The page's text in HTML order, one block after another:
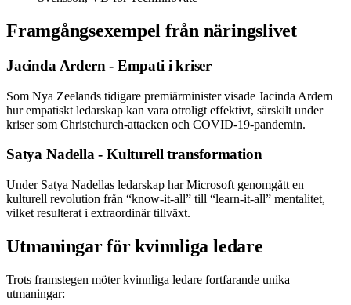
Framgångsexempel från näringslivet
Jacinda Ardern - Empati i kriser
Som Nya Zeelands tidigare premiärminister visade Jacinda Ardern
hur empatiskt ledarskap kan vara otroligt effektivt, särskilt under
kriser som Christchurch-attacken och COVID-19-pandemin.
Satya Nadella - Kulturell transformation
Under Satya Nadellas ledarskap har Microsoft genomgått en
kulturell revolution från “know-it-all” till “learn-it-all” mentalitet,
vilket resulterat i extraordinär tillväxt.
Utmaningar för kvinnliga ledare
Trots framstegen möter kvinnliga ledare fortfarande unika
utmaningar: